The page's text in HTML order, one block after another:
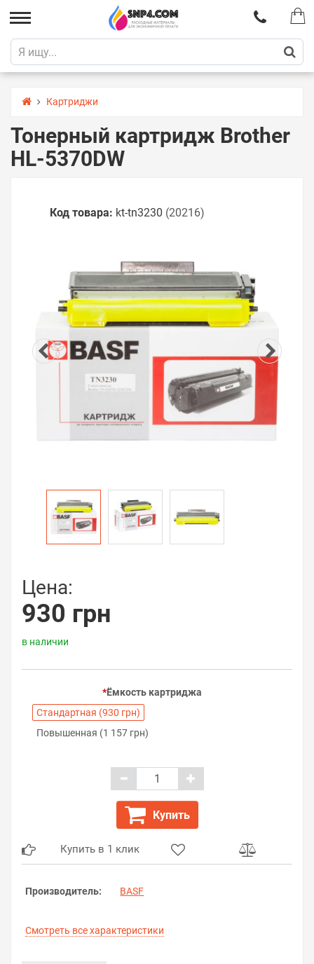
Картриджи
Тонерный картридж Brother
HL-5370DW
Код товара: kt-tn3230 (20216)
Цена:
930 грн
в наличии
Ёмкость картриджа
Стандартная (930 грн)
Повышенная (1 157 грн)
Купить
Купить в 1 клик
Производитель: BASF
Смотреть все характеристики